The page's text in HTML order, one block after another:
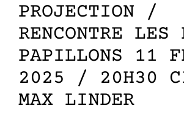
PROJECTION /
RENCONTRE LES
PAPILLONS 11
2025 / 20H30
MAX LINDER